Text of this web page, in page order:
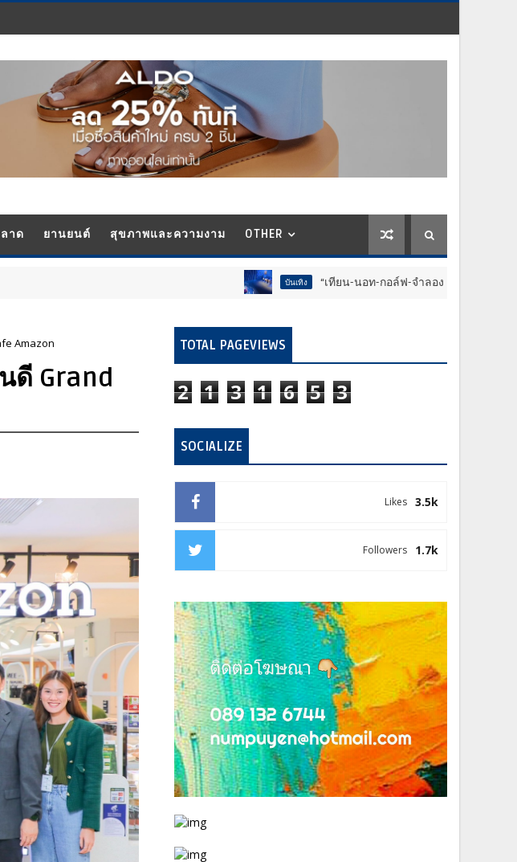
าด ยานยนต์ สุขภาพและความงาม OTHER
บันเทิง “เทียน-นอท-กอล์ฟ-จำลอง-โฟล์ค” ร้องจ๊าก!! อุปกร
Amazon
ดี Grand
TOTAL PAGEVIEWS
2 1 3 1 6 5 3
SOCIALIZE
3.5k
Likes
1.7k
Followers